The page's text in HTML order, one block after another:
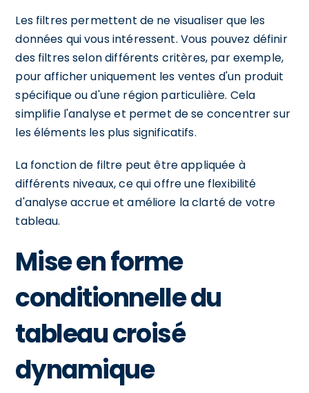
Les filtres permettent de ne visualiser que les
données qui vous intéressent. Vous pouvez définir
des filtres selon différents critères, par exemple,
pour afficher uniquement les ventes d'un produit
spécifique ou d'une région particulière. Cela
simplifie l'analyse et permet de se concentrer sur
les éléments les plus significatifs.
La fonction de filtre peut être appliquée à
différents niveaux, ce qui offre une flexibilité
d'analyse accrue et améliore la clarté de votre
tableau.
Mise en forme
conditionnelle du
tableau croisé
dynamique